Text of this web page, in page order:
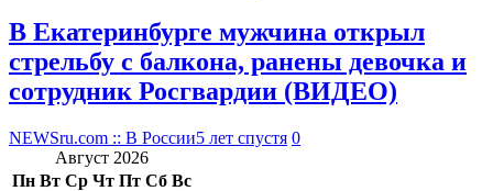
В Екатеринбурге мужчина открыл
стрельбу с балкона, ранены девочка и
сотрудник Росгвардии (ВИДЕО)
NEWSru.com :: В России5 лет спустя 0
Август 2026
Пн Вт Ср Чт Пт Сб Вс